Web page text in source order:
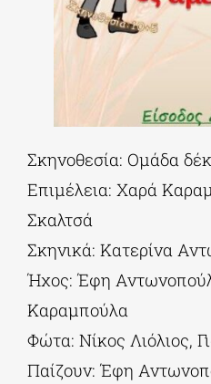
Σκηνοθεσία: Ομάδα
Επιμέλεια: Χαρά
Σκαλτσά
Σκηνικά: Κατερίνα
Ήχος: Έφη
Καραμπούλα
Φώτα: Νίκος Λιόλιος,
Παίζουν: Έφη